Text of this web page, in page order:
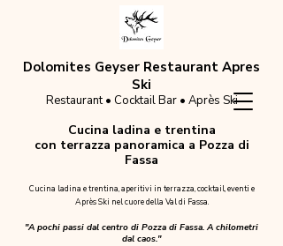
Dolomites Geyser Restaurant Apres
Ski
Restaurant • Cocktail Bar • Après Ski
Cucina ladina e trentina
con terrazza panoramica a Pozza di
Fassa
Cucina ladina e trentina, aperitivi in terrazza, cocktail, eventi e
Après Ski nel cuore della Val di Fassa.
"A pochi passi dal centro di Pozza di Fassa. A chilometri
dal caos."